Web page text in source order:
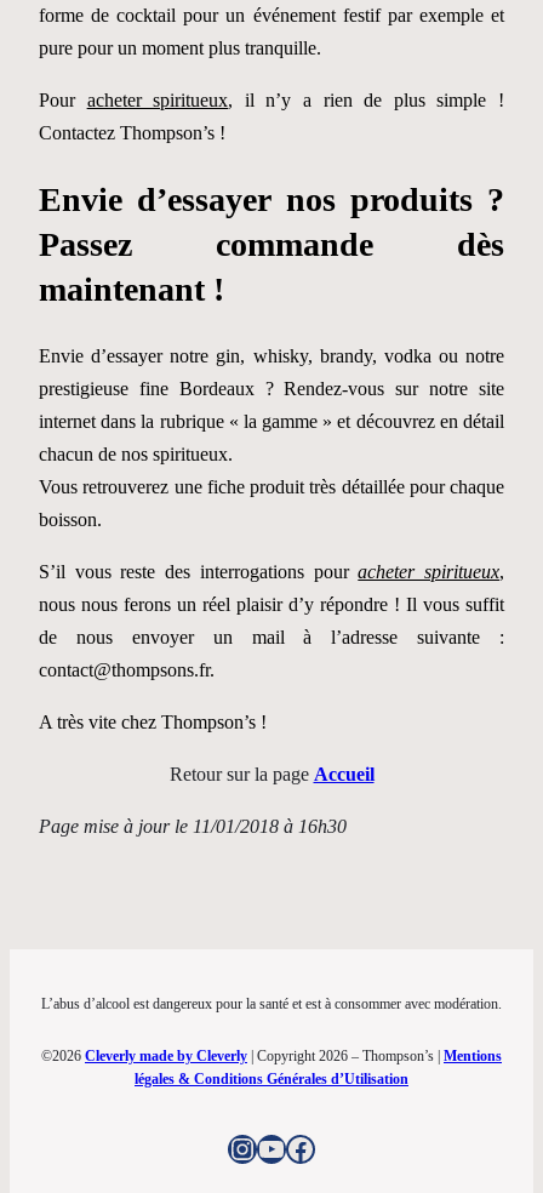
forme de cocktail pour un événement festif par exemple et
pure pour un moment plus tranquille.
Pour acheter spiritueux, il n’y a rien de plus simple !
Contactez Thompson’s !
Envie d’essayer nos produits ?
Passez commande dès
maintenant !
Envie d’essayer notre gin, whisky, brandy, vodka ou notre
prestigieuse fine Bordeaux ? Rendez-vous sur notre site
internet dans la rubrique « la gamme » et découvrez en détail
chacun de nos spiritueux.
Vous retrouverez une fiche produit très détaillée pour chaque
boisson.
S’il vous reste des interrogations pouracheter spiritueux,
nous nous ferons un réel plaisir d’y répondre ! Il vous suffit
de nous envoyer un mail à l’adresse suivante :
contact@thompsons.fr.
A très vite chez Thompson’s !
Retour sur la page Accueil
Page mise à jour le 11/01/2018 à 16h30
L’abus d’alcool est dangereux pour la santé et est à consommer avec modération.
©2026 Cleverly made by Cleverly | Copyright 2026 – Thompson’s | Mentions
légales & Conditions Générales d’Utilisation
Instagram
YouTube
Facebook